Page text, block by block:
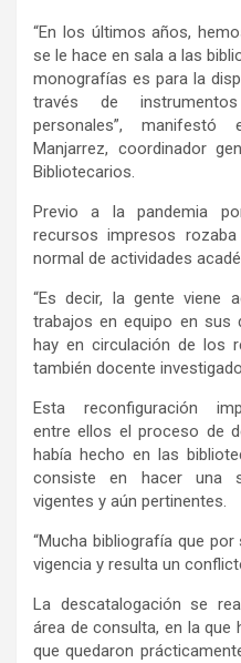
“En los últimos años,
se le hace en sala a las
monografías es para la
través de
personales”, manifestó
Manjarrez, coordinador
Bibliotecarios.
Previo a la pandemia
recursos impresos
normal de actividades
“Es decir, la gente viene
trabajos en equipo en
hay en circulación de los
también docente
Esta reconfiguración
entre ellos el proceso de
había hecho en las
consiste en hacer una
vigentes y aún pertinentes.
“Mucha bibliografía que
vigencia y resulta un
La descatalogación se
área de consulta, en la que
que quedaron